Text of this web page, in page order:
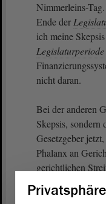
Nimmerleins-
Ende der
ich meine
Legislaturperiode
nicht daran.
Bei der anderen
Skepsis, sondern
Gesetzgeber
Phalanx an
gerichtlichen
benutzen, um zu